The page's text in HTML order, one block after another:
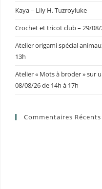
Kaya – Lily H. Tuzroyluke
Crochet et tricot club – 29/08/
Atelier origami spécial
13h
Atelier « Mots à broder » sur
08/08/26 de 14h à 17h
Commentaires Récents